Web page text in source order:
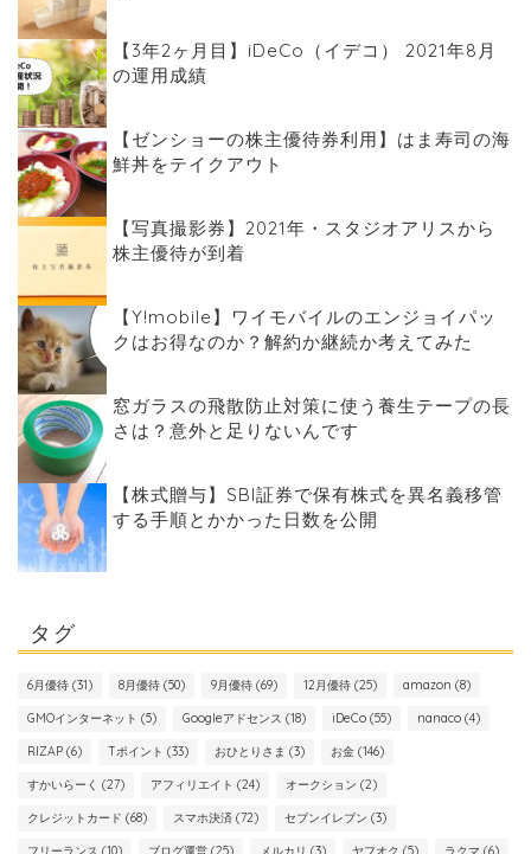
【3年2ヶ月目】iDeCo（イデコ） 2021年8月
の運用成績
【ゼンショーの株主優待券利用】はま寿司の海
鮮丼をテイクアウト
【写真撮影券】2021年・スタジオアリスから
株主優待が到着
【Y!mobile】ワイモバイルのエンジョイパッ
クはお得なのか？解約か継続か考えてみた
窓ガラスの飛散防止対策に使う養生テープの長
さは？意外と足りないんです
【株式贈与】SBI証券で保有株式を異名義移管
する手順とかかった日数を公開
タグ
6月優待 (31) 8月優待 (50) 9月優待 (69) 12月優待 (25) amazon (8)
GMOインターネット (5) Googleアドセンス (18) iDeCo (55) nanaco (4)
RIZAP (6) Tポイント (33) おひとりさま (3) お金 (146)
すかいらーく (27) アフィリエイト (24) オークション (2)
クレジットカード (68) スマホ決済 (72) セブンイレブン (3)